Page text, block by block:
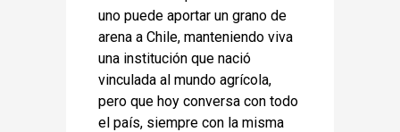
uno puede aportar un grano de
arena a Chile, manteniendo viva
una institución que nació
vinculada al mundo agrícola,
pero que hoy conversa con todo
el país, siempre con la misma